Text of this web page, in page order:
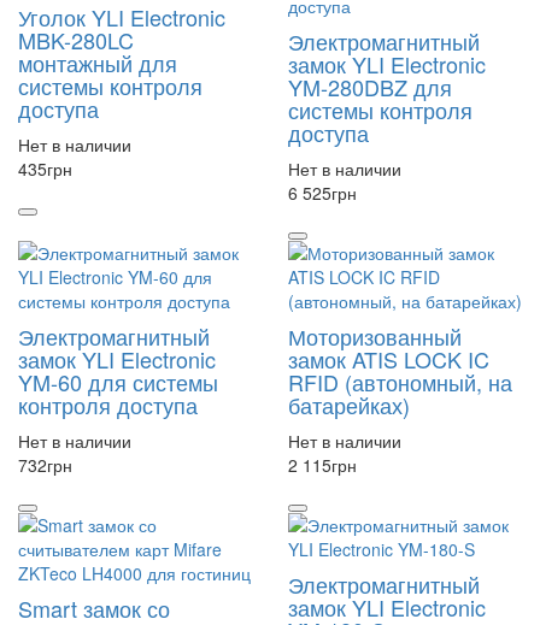
Уголок YLI Electronic
MBK-280LC
монтажный для
системы контроля
доступа
Нет в наличии
435грн
Электромагнитный
замок YLI Electronic
YM-280DBZ для
системы контроля
доступа
Нет в наличии
6 525грн
Электромагнитный
замок YLI Electronic
YM-60 для системы
контроля доступа
Нет в наличии
732грн
Моторизованный
замок ATIS LOCK IC
RFID (автономный, на
батарейках)
Нет в наличии
2 115грн
Smart замок со
Электромагнитный
замок YLI Electronic